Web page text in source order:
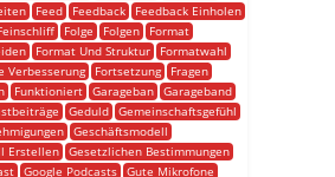
Feed Feedback
Feedback Einholen
Folge Folgen
Format
Format Und Struktur
Formatwahl
Verbesserung
Fortsetzung
Fragen
Funktioniert Garageban
Garageband
Geduld Gemeinschaftsgefühl
Geschäftsmodell
Erstellen Gesetzlichen Bestimmungen
Google Podcasts
Gute Mikrofone